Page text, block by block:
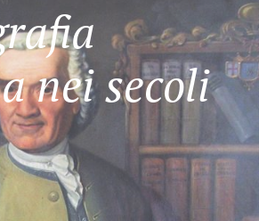
nei secoli